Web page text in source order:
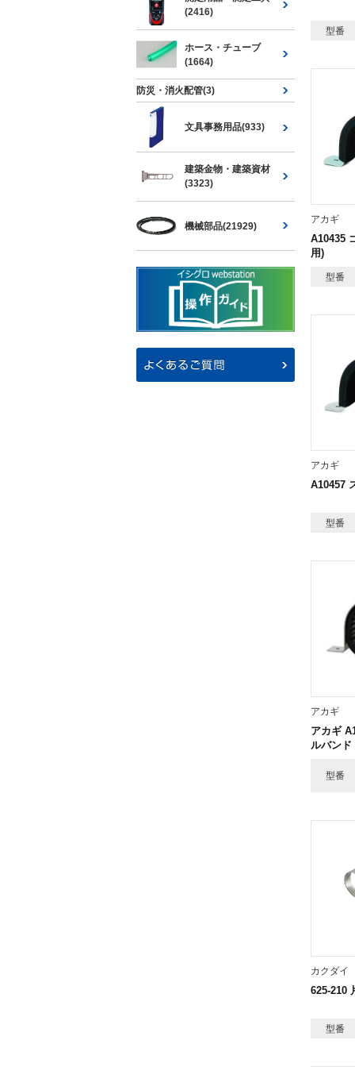
型番
アカギ
A10435
用)
型番
アカギ
A10457
型番
アカギ
アカギ
ルバンド
型番
カクダイ
625-210
型番
(2416)
ホース・チューブ
(1664)
防災・消火配管(3)
文具事務用品(933)
建築金物・建築資材
(3323)
機械部品(21929)